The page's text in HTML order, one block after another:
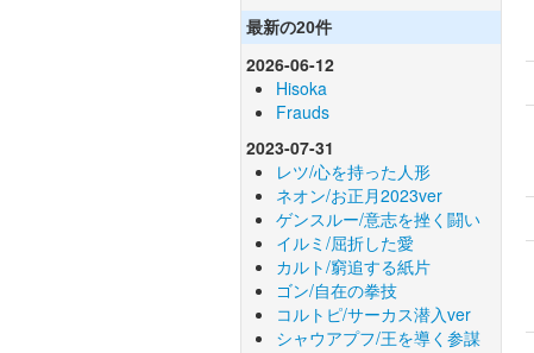
最新の20件
2026-06-12
Hisoka
Frauds
2023-07-31
レツ/心を持った人形
ネオン/お正月2023ver
ゲンスルー/意志を挫く闘い
イルミ/屈折した愛
カルト/窮追する紙片
ゴン/自在の拳技
コルトピ/サーカス潜入ver
シャウアプフ/王を導く参謀